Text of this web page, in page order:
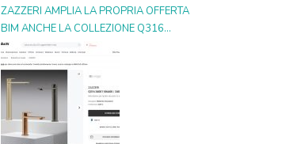
ZAZZERI AMPLIA LA PROPRIA OFFERTA
BIM ANCHE LA COLLEZIONE Q316
ENTRA NELLA GALLERIA DIGITALE SU
ARCHIPRODUCTS